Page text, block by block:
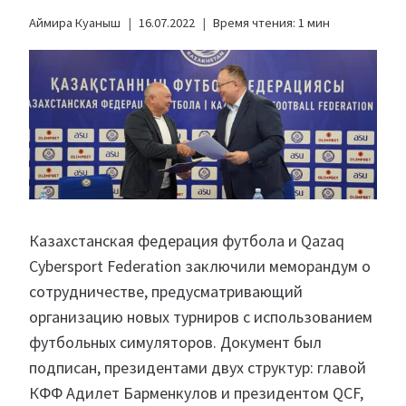
Аймира Куаныш 16.07.2022 Время чтения: 1 мин
Казахстанская федерация футбола и Qazaq
Cybersport Federation заключили меморандум о
сотрудничестве, предусматривающий
организацию новых турниров с использованием
футбольных симуляторов. Документ был
подписан, президентами двух структур: главой
КФФ Адилет Барменкулов и президентом QCF,